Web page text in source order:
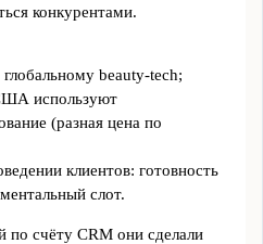
конкурентами.
beauty‑tech;
используют
(разная цена по
клиентов: готовность
слот.
по счёту CRM они сделали